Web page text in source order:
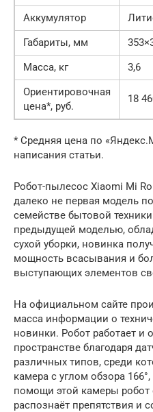
Аккумулятор
Габариты, мм
Масса, кг
3,6
Ориентировочная
цена*, руб.
18
* Средняя цена по
написания статьи.
Робот-пылесос Xiaomi Mi
далеко не первая модель
семействе бытовой
предыдущей моделью,
сухой уборки, новинка
мощность всасывания и
выступающих элементов
На официальном сайте
масса информации о
новинки. Робот работает и
пространстве благодаря
различных типов, среди
камера с углом обзора
помощи этой камеры робот
распознаёт препятствия и